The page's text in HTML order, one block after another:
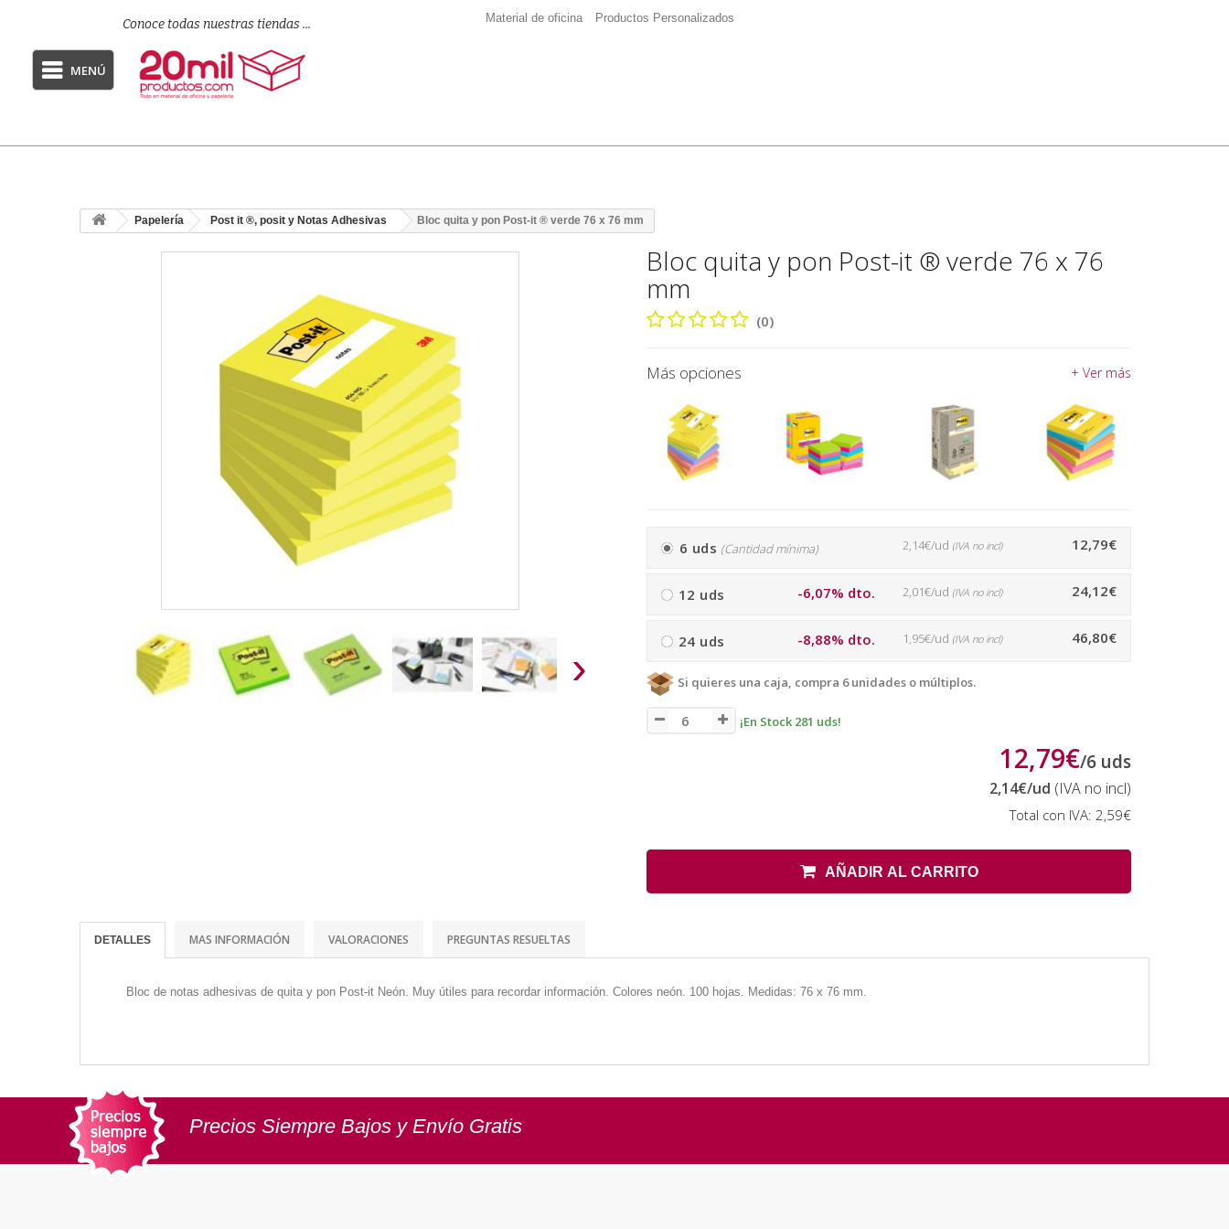
Conoce todas nuestras tiendas ... Material de oficina Productos Personalizados
MENÚ
Papelería Post it ®, posit y Notas Adhesivas Bloc quita y pon Post-it ® verde 76 x 76 mm
›
Bloc quita y pon Post-it ® verde 76 x 76
mm
(0)
Más opciones + Ver más
6 uds (Cantidad mínima) 12,79€
2,14€/ud (IVA no incl)
12 uds -6,07% dto. 24,12€
2,01€/ud (IVA no incl)
24 uds -8,88% dto. 46,80€
1,95€/ud (IVA no incl)
Si quieres una caja, compra 6 unidades o múltiplos.
¡En Stock 281 uds!
12,79€/6 uds
2,14€/ud (IVA no incl)
Total con IVA: 2,59€
AÑADIR AL CARRITO
DETALLES MAS INFORMACIÓN VALORACIONES PREGUNTAS RESUELTAS
Bloc de notas adhesivas de quita y pon Post-it Neón. Muy útiles para recordar información. Colores neón. 100 hojas. Medidas: 76 x 76 mm.
Precios Siempre Bajos y Envío Gratis